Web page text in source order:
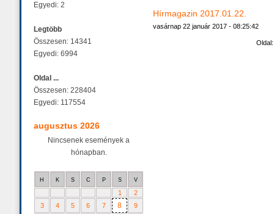
Egyedi: 2
Legtöbb
Összesen: 14341
Egyedi: 6994
Oldal ...
Összesen: 228404
Egyedi: 117554
augusztus 2026
Nincsenek események a
hónapban.
H K S C P S V
1
2
3
4 5 6 7 8
9
Hírmagazin 2017.01.22.
vasárnap 22 január 2017 - 08:25:42